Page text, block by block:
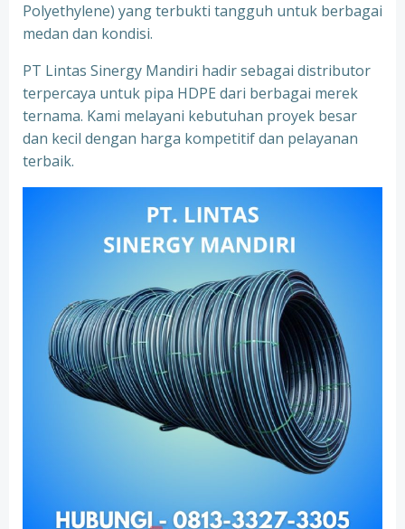
Polyethylene) yang terbukti tangguh untuk berbagai
medan dan kondisi.
PT Lintas Sinergy Mandiri hadir sebagai distributor
terpercaya untuk pipa HDPE dari berbagai merek
ternama. Kami melayani kebutuhan proyek besar
dan kecil dengan harga kompetitif dan pelayanan
terbaik.